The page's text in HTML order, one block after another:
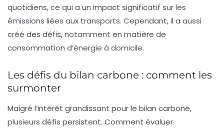
quotidiens, ce qui a un impact significatif sur les
émissions liées aux transports. Cependant, il a aussi
créé des défis, notamment en matière de
consommation d’énergie à domicile.
Les défis du bilan carbone : comment les
surmonter
Malgré l’intérêt grandissant pour le bilan carbone,
plusieurs défis persistent. Comment évaluer